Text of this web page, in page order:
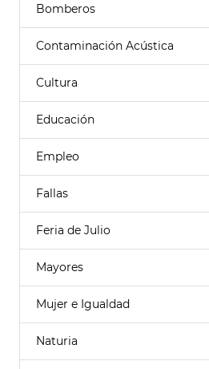
Bomberos
Contaminación Acústica
Cultura
Educación
Empleo
Fallas
Feria de Julio
Mayores
Mujer e Igualdad
Naturia